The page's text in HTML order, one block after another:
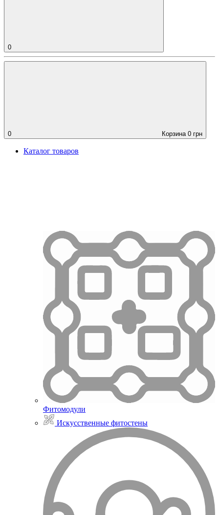
0
0 Корзина 0 грн
Каталог товаров
Фитомодули
Искусственные фитостены